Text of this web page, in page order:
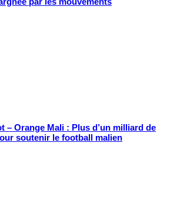
– Orange Mali : Plus d’un milliard de
soutenir le football malien